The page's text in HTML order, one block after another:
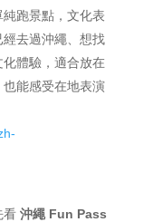
跑景點，文化表
去過沖繩、想找
體驗，適合放在
能感受在地表演
看 沖繩 Fun Pass